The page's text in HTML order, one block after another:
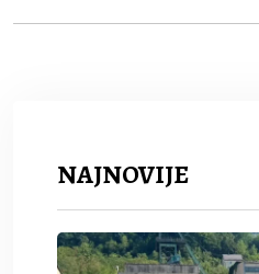
NAJNOVIJE